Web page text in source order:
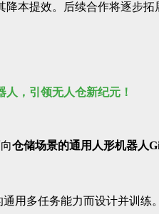
降本提效。后续合作将逐步
，引领无人仓新纪元！
仓储场景的通用人形机器人
通用多任务能力而设计并训练